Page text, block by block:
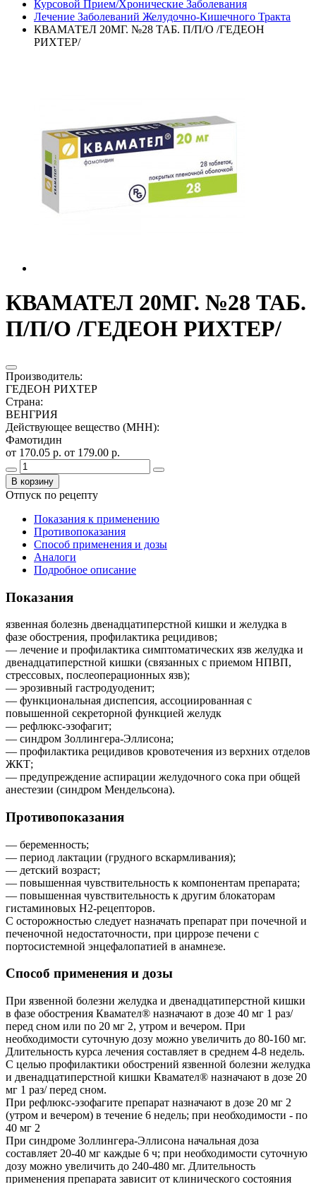
Курсовой Прием/Хронические Заболевания
Лечение Заболеваний Желудочно-Кишечного Тракта
КВАМАТЕЛ 20МГ. №28 ТАБ. П/П/О /ГЕДЕОН
РИХТЕР/
КВАМАТЕЛ 20МГ. №28 ТАБ.
П/П/О /ГЕДЕОН РИХТЕР/
Производитель:
ГЕДЕОН РИХТЕР
Страна:
ВЕНГРИЯ
Действующее вещество (МНН):
Фамотидин
от 170.05 р. от 179.00 р.
В корзину
Отпуск по рецепту
Показания к применению
Противопоказания
Способ применения и дозы
Аналоги
Подробное описание
Показания
язвенная болезнь двенадцатиперстной кишки и желудка в
фазе обострения, профилактика рецидивов;
— лечение и профилактика симптоматических язв желудка и
двенадцатиперстной кишки (связанных с приемом НПВП,
стрессовых, послеоперационных язв);
— эрозивный гастродуоденит;
— функциональная диспепсия, ассоциированная с
повышенной секреторной функцией желудк
— рефлюкс-эзофагит;
— синдром Золлингера-Эллисона;
— профилактика рецидивов кровотечения из верхних отделов
ЖКТ;
— предупреждение аспирации желудочного сока при общей
анестезии (синдром Мендельсона).
Противопоказания
— беременность;
— период лактации (грудного вскармливания);
— детский возраст;
— повышенная чувствительность к компонентам препарата;
— повышенная чувствительность к другим блокаторам
гистаминовых H2-рецепторов.
С осторожностью следует назначать препарат при почечной и
печеночной недостаточности, при циррозе печени с
портосистемной энцефалопатией в анамнезе.
Способ применения и дозы
При язвенной болезни желудка и двенадцатиперстной кишки
в фазе обострения Квамател® назначают в дозе 40 мг 1 раз/
перед сном или по 20 мг 2, утром и вечером. При
необходимости суточную дозу можно увеличить до 80-160 мг.
Длительность курса лечения составляет в среднем 4-8 недель.
С целью профилактики обострений язвенной болезни желудка
и двенадцатиперстной кишки Квамател® назначают в дозе 20
мг 1 раз/ перед сном.
При рефлюкс-эзофагите препарат назначают в дозе 20 мг 2
(утром и вечером) в течение 6 недель; при необходимости - по
40 мг 2
При синдроме Золлингера-Эллисона начальная доза
составляет 20-40 мг каждые 6 ч; при необходимости суточную
дозу можно увеличить до 240-480 мг. Длительность
применения препарата зависит от клинического состояния